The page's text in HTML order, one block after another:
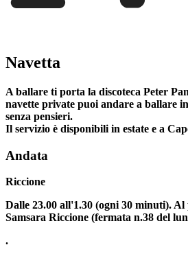
Navetta
A ballare ti porta la discoteca Peter
navette private puoi andare a ballare
senza pensieri.
Il servizio è disponibili in estate e a
Andata
Riccione
Dalle 23.00 all'1.30 (ogni 30 minuti).
Samsara Riccione (fermata n.38 del
.